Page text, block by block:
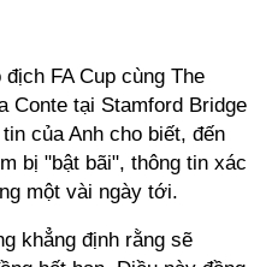
FA Cup cùng The
Conte tại Stamford Bridge
của Anh cho biết, đến
bị "bật bãi", thông tin xác
một vài ngày tới.
khẳng định rằng sẽ